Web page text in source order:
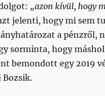
„azon kívül, hogy
jelenti, hogy mi sem
a pénzről,
sorminta, hogy
bemondott egy 2019
Bozsik.